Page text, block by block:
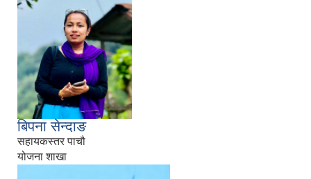
बिपना सेन्दाङ
सहायकस्तर पाचौ
योजना शाखा